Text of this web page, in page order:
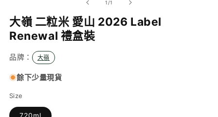
視
窗
中
啟
多
體
案
1
1 //1
大嶺 二粒米 愛山 2026 Label
Renewal 禮盒裝
品牌： 大嶺
餘下少量現貨
Size